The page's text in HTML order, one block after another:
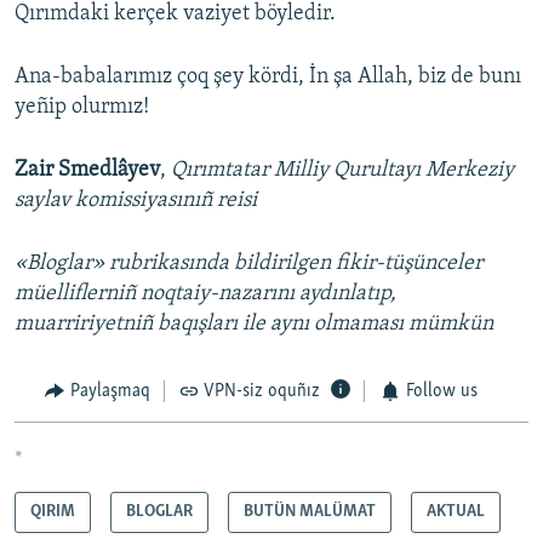
Qırımdaki kerçek vaziyet böyledir.
Ana-babalarımız çoq şey kördi, İn şa Allah, biz de bunı
yeñip olurmız!
Zair Smedlâyev, Qırımtatar Milliy Qurultayı Merkeziy
saylav komissiyasınıñ reisi
«Bloglar» rubrikasında bildirilgen fikir-tüşünceler
müelliflerniñ noqtaiy-nazarını aydınlatıp,
muarririyetniñ baqışları ile aynı olmaması mümkün
Paylaşmaq VPN-siz oquñız Follow us
*
QIRIM BLOGLAR BUTÜN MALÜMAT AKTUAL